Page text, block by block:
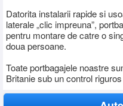
Datorita instalarii rapide si
laterale „clic impreuna”,
pentru montare de catre o
doua persoane.
Toate portbagajele noastre
Britanie sub un control